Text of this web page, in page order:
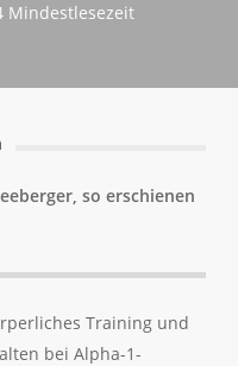
Mindestlesezeit
so erschienen
Training und
bei Alpha-1-